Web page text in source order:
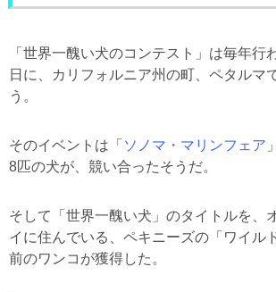
「世界一醜い犬のコンテスト」は毎年行
日に、カリフォルニア州の町、ペタルマ
う。
そのイベントは「 ソノマ・マリンフェア
8匹の犬が、競い合ったそうだ。
そして「世界一醜い犬」のタイトルを、
イに住んでいる、ペキニーズの「ワイル
前のワンコが獲得した。